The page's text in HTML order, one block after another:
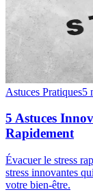
Astuces Pratiques5
5 Astuces
Rapidement
Évacuer le stress
stress innovantes
votre bien-être.